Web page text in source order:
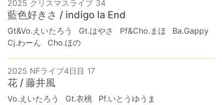
2025 クリスマスライブ 34
藍色好きさ / indigo la End
Gt&Vo.えいたろう Gt.はやさ Pf&Cho.まほ
Ba.Gappy
Cj.わーん
Cho.ほの
2025 NFライブ4日目 17
花 / 藤井風
Vo.えいたろう Gt.衣桃
Pf.いとうゆうま